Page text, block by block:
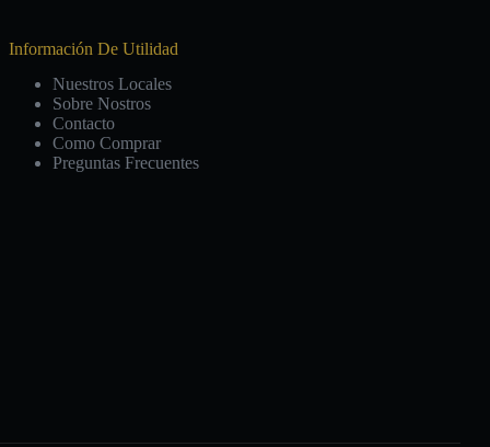
Información De Utilidad
Nuestros Locales
Sobre Nostros
Contacto
Como Comprar
Preguntas Frecuentes